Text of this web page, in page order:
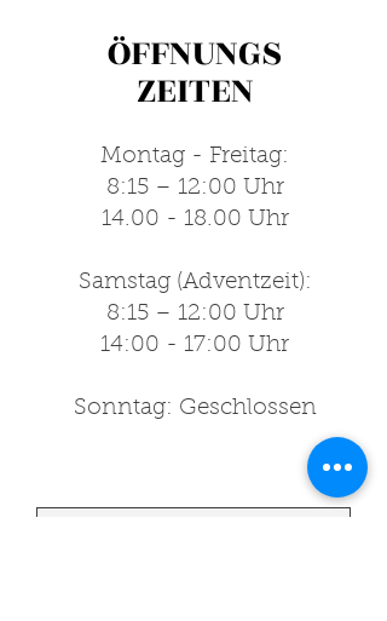
ÖFFNUNGS
ZEITEN
Montag - Freitag:
8:15 – 12:00 Uhr
14.00 - 18.00 Uhr
Samstag (Adventzeit):
8:15 – 12:00 Uhr
14:00 - 17:00 Uhr
Sonntag: Geschlossen